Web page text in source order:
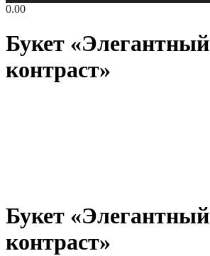
0.00
Букет «Элегантный
контраст»
Букет «Элегантный
контраст»